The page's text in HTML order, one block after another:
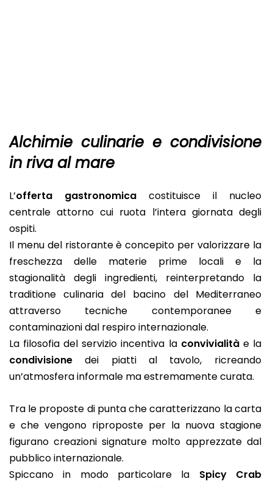
Alchimie culinarie e condivisione
in riva al mare
L’offerta gastronomicacostituisce il nucleo
centrale attorno cui ruota l’intera giornata degli
ospiti.
Il menu del ristorante è concepito per valorizzare la
freschezza delle materie prime locali e la
stagionalità degli ingredienti, reinterpretando la
traditione culinaria del bacino del Mediterraneo
attraverso tecniche contemporanee e
contaminazioni dal respiro internazionale.
La filosofia del servizio incentiva la convivialitàe la
condivisione dei piatti al tavolo, ricreando
un’atmosfera informale ma estremamente curata.
Tra le proposte di punta che caratterizzano la carta
e che vengono riproposte per la nuova stagione
figurano creazioni signature molto apprezzate dal
pubblico internazionale.
Spiccano in modo particolare la Spicy Crab